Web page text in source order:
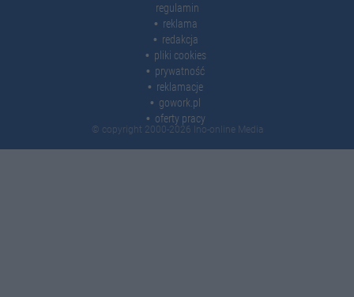
regulamin
reklama
redakcja
pliki cookies
prywatność
reklamacje
gowork.pl
oferty pracy
© copyright 2000-2026 Ino-online Media